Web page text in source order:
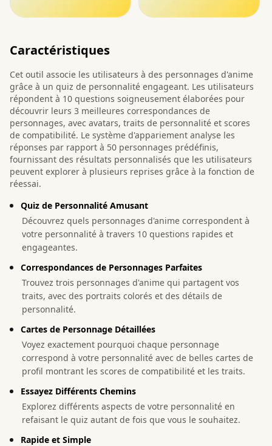
Caractéristiques
Cet outil associe les utilisateurs à des personnages d'anime
grâce à un quiz de personnalité engageant. Les utilisateurs
répondent à 10 questions soigneusement élaborées pour
découvrir leurs 3 meilleures correspondances de
personnages, avec avatars, traits de personnalité et scores
de compatibilité. Le système d'appariement analyse les
réponses par rapport à 50 personnages prédéfinis,
fournissant des résultats personnalisés que les utilisateurs
peuvent explorer à plusieurs reprises grâce à la fonction de
réessai.
Quiz de Personnalité Amusant
Découvrez quels personnages d'anime correspondent à
votre personnalité à travers 10 questions rapides et
engageantes.
Correspondances de Personnages Parfaites
Trouvez trois personnages d'anime qui partagent vos
traits, avec des portraits colorés et des détails de
personnalité.
Cartes de Personnage Détaillées
Voyez exactement pourquoi chaque personnage
correspond à votre personnalité avec de belles cartes de
profil montrant les scores de compatibilité et les traits.
Essayez Différents Chemins
Explorez différents aspects de votre personnalité en
refaisant le quiz autant de fois que vous le souhaitez.
Rapide et Simple